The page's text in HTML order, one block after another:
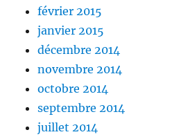
février 2015
janvier 2015
décembre 2014
novembre 2014
octobre 2014
septembre 2014
juillet 2014